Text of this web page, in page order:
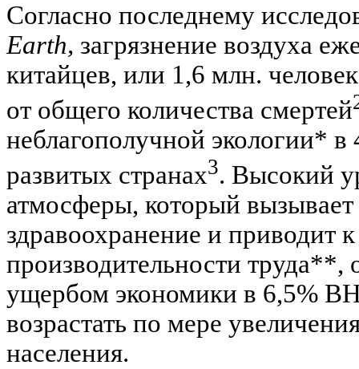
Согласно последнему
Earth, загрязнение воздуха
китайцев, или 1,6 млн.
от общего количества смертей
неблагополучной экологии*
развитых странах3. Высокий
атмосферы, который вызывает
здравоохранение и приводит
производительности труда**,
ущербом экономики в 6,5%
возрастать по мере
населения.